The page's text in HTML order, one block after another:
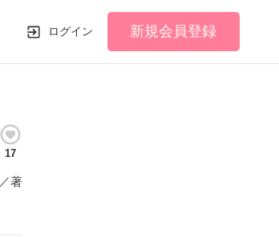
ログイン 新規会員登録
17
／著